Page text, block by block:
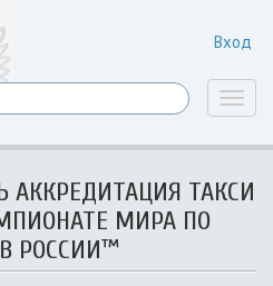
Вход
АККРЕДИТАЦИЯ ТАКСИ
МИРА ПО
РОССИИ™